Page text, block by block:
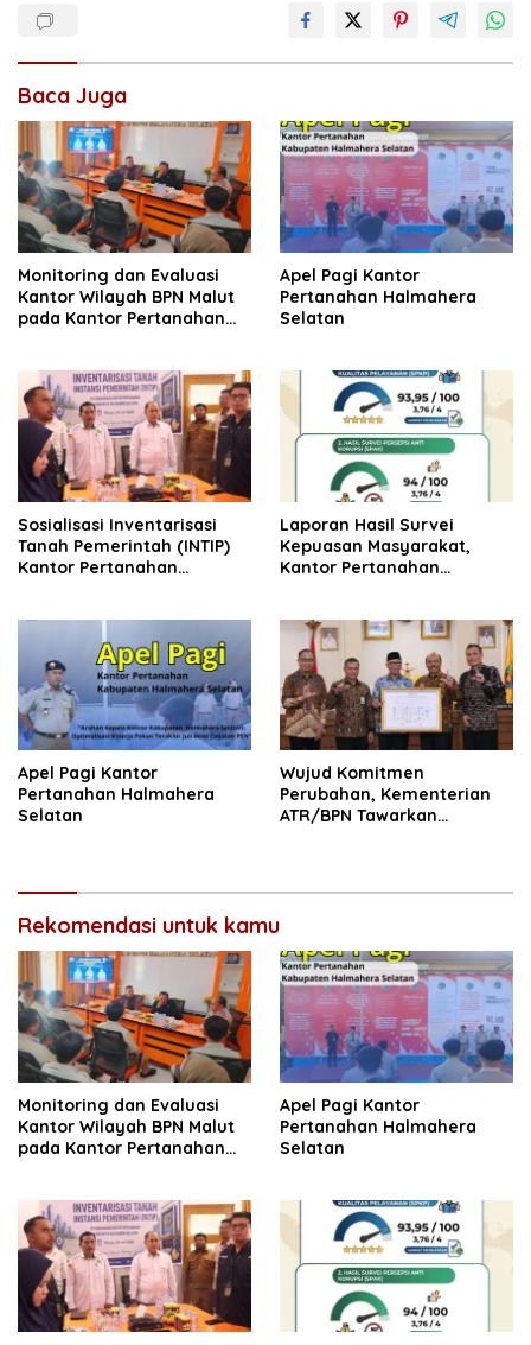
Baca Juga
Monitoring dan Evaluasi
Kantor Wilayah BPN Malut
pada Kantor Pertanahan
Apel Pagi Kantor
Pertanahan Halmahera
Selatan
Sosialisasi Inventarisasi
Tanah Pemerintah (INTIP)
Kantor Pertanahan
Laporan Hasil Survei
Kepuasan Masyarakat,
Kantor Pertanahan
Apel Pagi Kantor
Pertanahan Halmahera
Selatan
Wujud Komitmen
Perubahan, Kementerian
ATR/BPN Tawarkan
Rekomendasi untuk kamu
Monitoring dan Evaluasi
Kantor Wilayah BPN Malut
pada Kantor Pertanahan
Apel Pagi Kantor
Pertanahan Halmahera
Selatan